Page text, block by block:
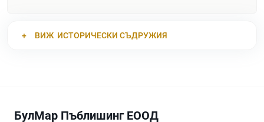
ВИЖ ИСТОРИЧЕСКИ СЪДРУЖИЯ
БулМар Пъблишинг ЕООД